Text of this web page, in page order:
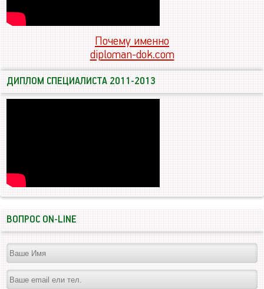
Почему именно
diploman-dok.com
ДИПЛОМ СПЕЦИАЛИСТА 2011-2013
ВОПРОС ON-LINE